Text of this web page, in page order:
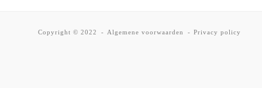
Copyright © 2022 Algemene voorwaarden Privacy policy